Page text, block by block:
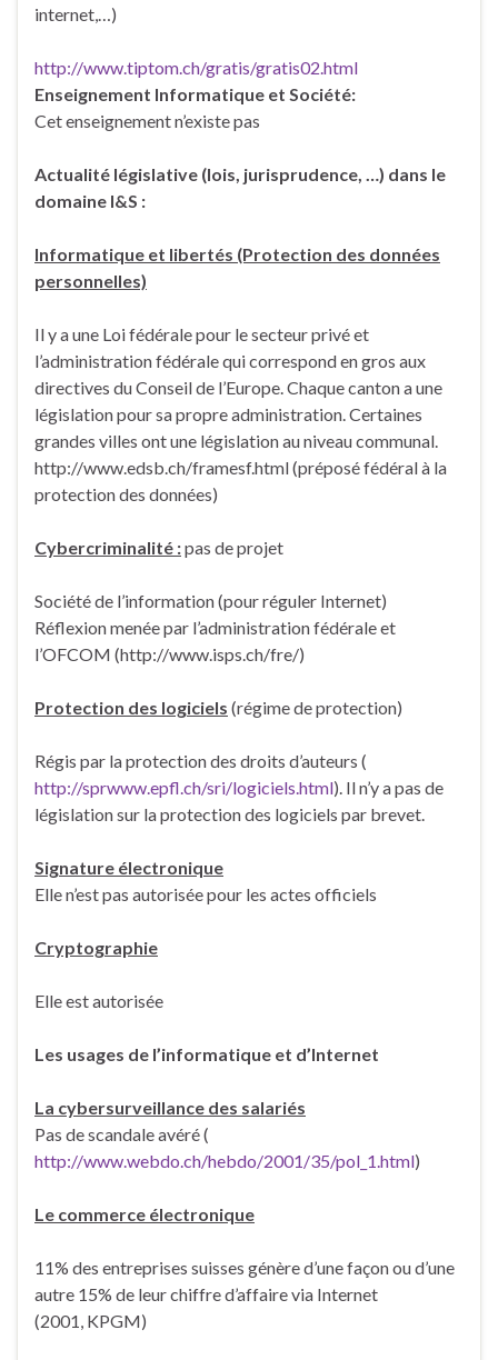
internet,…)
http://www.tiptom.ch/gratis/gratis02.html
Enseignement Informatique et Société:
Cet enseignement n’existe pas
Actualité législative (lois, jurisprudence, …) dans le
domaine I&S :
Informatique et libertés (Protection des données
personnelles)
Il y a une Loi fédérale pour le secteur privé et
l’administration fédérale qui correspond en gros aux
directives du Conseil de l’Europe. Chaque canton a une
législation pour sa propre administration. Certaines
grandes villes ont une législation au niveau communal.
http://www.edsb.ch/framesf.html (préposé fédéral à la
protection des données)
Cybercriminalité :pas de projet
Société de l’information (pour réguler Internet)
Réflexion menée par l’administration fédérale et
l’OFCOM (http://www.isps.ch/fre/)
Protection des logiciels (régime de protection)
Régis par la protection des droits d’auteurs (
http://sprwww.epfl.ch/sri/logiciels.html). Il n’y a pas de
législation sur la protection des logiciels par brevet.
Signature électronique
Elle n’est pas autorisée pour les actes officiels
Cryptographie
Elle est autorisée
Les usages de l’informatique et d’Internet
La cybersurveillance des salariés
Pas de scandale avéré (
http://www.webdo.ch/hebdo/2001/35/pol_1.html)
Le commerce électronique
11% des entreprises suisses génère d’une façon ou d’une
autre 15% de leur chiffre d’affaire via Internet
(2001, KPGM)